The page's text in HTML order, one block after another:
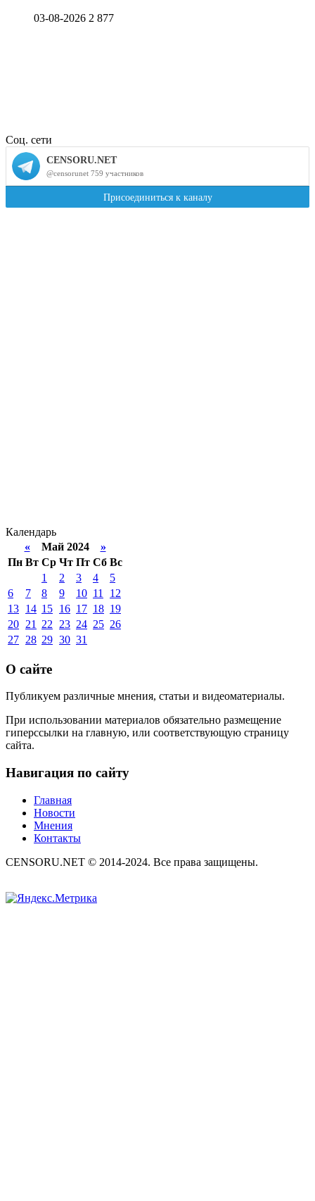
03-08-2026 2 877
Соц. сети
Календарь
«Май 2024 »
Пн Вт Ср Чт Пт Сб Вс
1
2 3 4
5
6
7 8 9 10 11
12
13 14 15 16 17 18 19
20 21 22 23 24 25 26
27 28 29 30 31
О сайте
Публикуем различные мнения, статьи и видеоматериалы.
При использовании материалов обязательно размещение
гиперссылки на главную, или соответствующую страницу
сайта.
Навигация по сайту
Главная
Новости
Мнения
Контакты
CENSORU.NET © 2014-2024. Все права защищены.